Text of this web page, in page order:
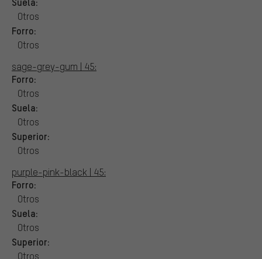
Otros
Forro:
Otros
sage-grey-gum | 45:
Forro:
Otros
Suela:
Otros
Superior:
Otros
purple-pink-black | 45:
Forro:
Otros
Suela:
Otros
Superior:
Otros